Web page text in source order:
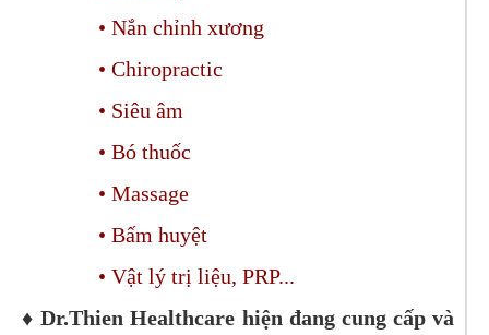
• Nắn chỉnh xương
• Chiropractic
• Siêu âm
• Bó thuốc
• Massage
• Bấm huyệt
• Vật lý trị liệu, PRP...
♦ Dr.Thien Healthcare hiện đang cung cấp và